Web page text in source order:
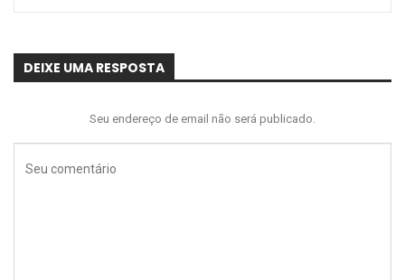
DEIXE UMA RESPOSTA
Seu endereço de email não será publicado.